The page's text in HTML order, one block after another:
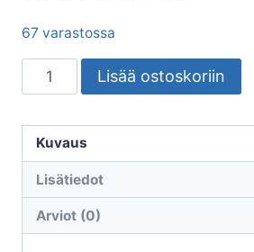
67 varastossa
Onka
Riviliitin
2,5mm²
1012
1010012
määrä
Lisää ostoskoriin
Kuvaus
Lisätiedot
Arviot (0)